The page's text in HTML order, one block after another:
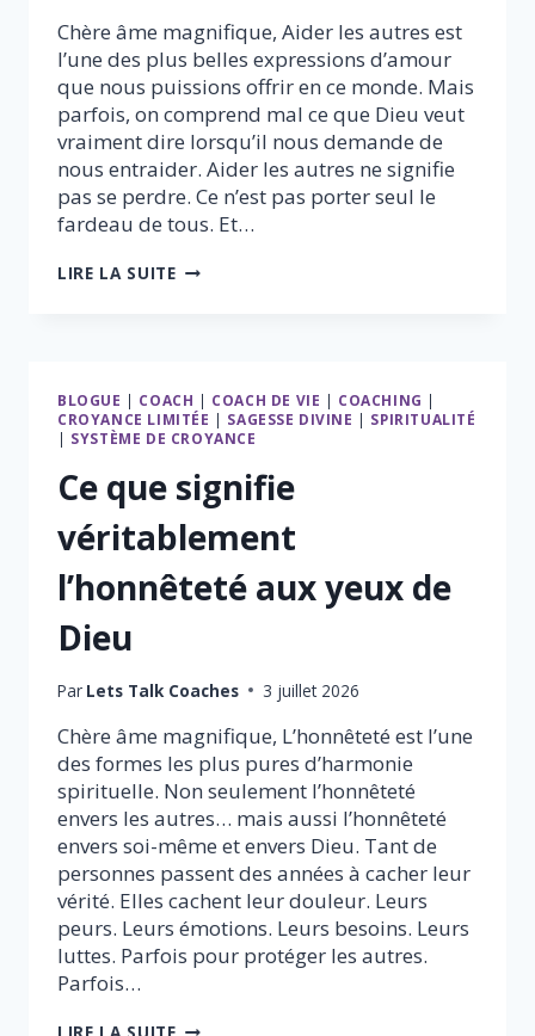
Chère âme magnifique, Aider les autres est
l’une des plus belles expressions d’amour
que nous puissions offrir en ce monde. Mais
parfois, on comprend mal ce que Dieu veut
vraiment dire lorsqu’il nous demande de
nous entraider. Aider les autres ne signifie
pas se perdre. Ce n’est pas porter seul le
fardeau de tous. Et…
LIRE LA SUITECE
LORSQU’IL
NOUS
DEMANDE
D’AIDER
LES
BLOGUE | COACH | COACH DE VIE | COACHING |
CROYANCE LIMITÉE | SAGESSE DIVINE | SPIRITUALITÉ
| SYSTÈME DE CROYANCE
Ce que signifie
véritablement
l’honnêteté aux yeux de
Dieu
Par Lets Talk Coaches 3 juillet 2026
Chère âme magnifique, L’honnêteté est l’une
des formes les plus pures d’harmonie
spirituelle. Non seulement l’honnêteté
envers les autres… mais aussi l’honnêteté
envers soi-même et envers Dieu. Tant de
personnes passent des années à cacher leur
vérité. Elles cachent leur douleur. Leurs
peurs. Leurs émotions. Leurs besoins. Leurs
luttes. Parfois pour protéger les autres.
Parfois…
CE